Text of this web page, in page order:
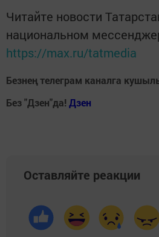
Читайте новости
национальном
https://max.ru/tatmedia
Безнең телеграм каналга
Без "Дзен"да! Дзен
Оставляйте реакции